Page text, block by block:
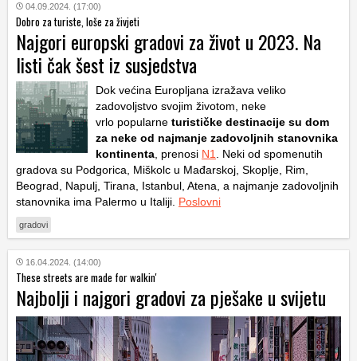
04.09.2024. (17:00)
Dobro za turiste, loše za živjeti
Najgori europski gradovi za život u 2023. Na
listi čak šest iz susjedstva
Dok većina Europljana izražava veliko
zadovoljstvo svojim životom, neke
vrlo popularne turističke destinacije su dom
za neke od najmanje zadovoljnih stanovnika
kontinenta , prenosi N1
. Neki od spomenutih
gradova su Podgorica, Miškolc u Mađarskoj, Skoplje, Rim,
Beograd, Napulj, Tirana, Istanbul, Atena, a najmanje zadovoljnih
stanovnika ima Palermo u Italiji. Poslovni
gradovi
16.04.2024. (14:00)
These streets are made for walkin'
Najbolji i najgori gradovi za pješake u svijetu